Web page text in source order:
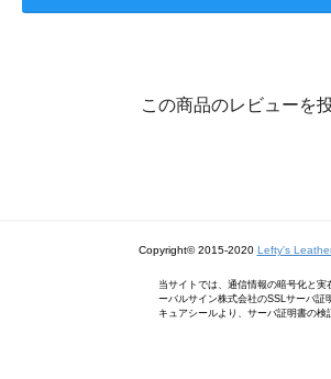
この商品のレビューを
Copyright© 2015-2020 Lefty's
当サイトでは、通信情報の暗号化と
ーバルサイン株式会社のSSLサーバ証
キュアシールより、サーバ証明書の検